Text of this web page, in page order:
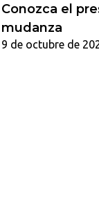
Conozca el
mudanza
9 de octubre de